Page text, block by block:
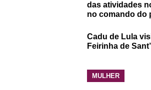
das atividades
no comando do
Cadu de Lula
Feirinha de
MULHER